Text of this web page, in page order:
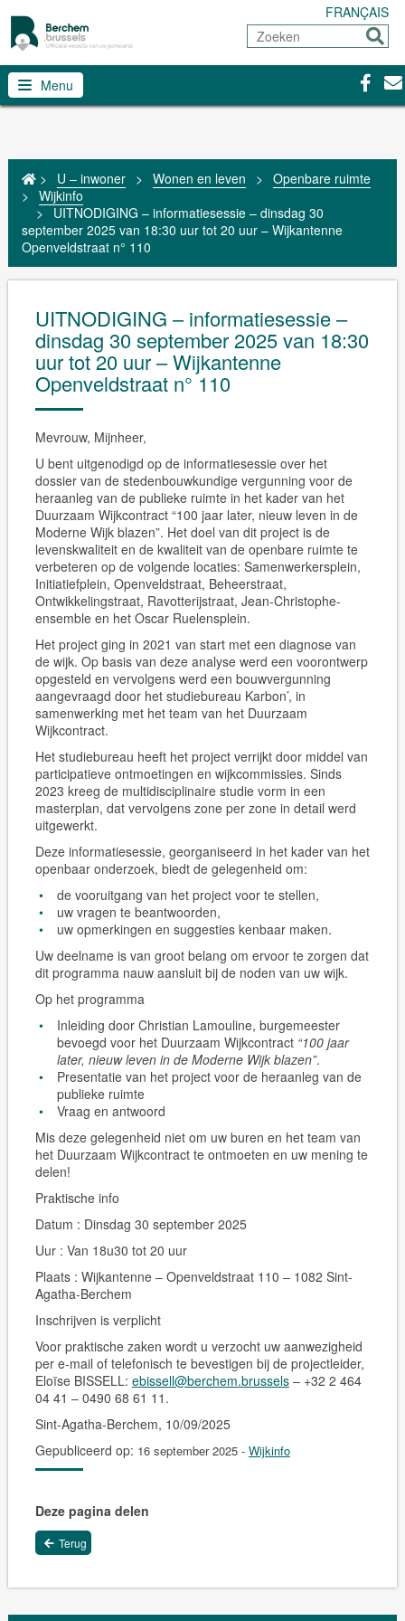
FRANÇAIS
Zoeken
Sturen
Menu
> U – inwoner > Wonen en leven > Openbare ruimte
> Wijkinfo
>
UITNODIGING – informatiesessie – dinsdag 30
september 2025 van 18:30 uur tot 20 uur – Wijkantenne
Openveldstraat n° 110
UITNODIGING – informatiesessie –
dinsdag 30 september 2025 van 18:30
uur tot 20 uur – Wijkantenne
Openveldstraat n° 110
Mevrouw, Mijnheer,
U bent uitgenodigd op de informatiesessieover het
dossier van de stedenbouwkundige vergunning voor de
heraanleg van de publieke ruimtein het kader van het
Duurzaam Wijkcontract “100 jaar later, nieuw leven in de
Moderne Wijk blazen”. Het doel van dit project is de
levenskwaliteit en de kwaliteit van de openbare ruimte te
verbeteren op de volgende locaties: Samenwerkersplein,
Initiatiefplein, Openveldstraat, Beheerstraat,
Ontwikkelingstraat, Ravotterijstraat, Jean-Christophe-
ensemble en het Oscar Ruelensplein.
Het project ging in 2021 van start met een diagnose van
de wijk. Op basis van deze analyse werd een voorontwerp
opgesteld en vervolgens werd een bouwvergunning
aangevraagd door het studiebureau Karbon’, in
samenwerking met het team van het Duurzaam
Wijkcontract.
Het studiebureau heeft het project verrijkt door middel van
participatieve ontmoetingen en wijkcommissies. Sinds
2023 kreeg de multidisciplinaire studie vorm in een
masterplan, dat vervolgens zone per zone in detail werd
uitgewerkt.
Deze informatiesessie, georganiseerd in het kader van het
openbaar onderzoek, biedt de gelegenheid om:
de vooruitgang van het project voor te stellen,
uw vragen te beantwoorden,
uw opmerkingen en suggesties kenbaar maken.
Uw deelname is van groot belang om ervoor te zorgen dat
dit programma nauw aansluit bij de noden van uw wijk.
Op het programma
Inleiding door Christian Lamouline, burgemeester
bevoegd voor het Duurzaam Wijkcontract “100 jaar
later, nieuw leven in de Moderne Wijk blazen”.
Presentatie van het project voor de heraanleg van de
publieke ruimte
Vraag en antwoord
Mis deze gelegenheid niet om uw buren en het team van
het Duurzaam Wijkcontract te ontmoeten en uw mening te
delen!
Praktische info
Datum : Dinsdag 30 september 2025
Uur : Van 18u30 tot 20 uur
Plaats : Wijkantenne – Openveldstraat 110 – 1082 Sint-
Agatha-Berchem
Inschrijven is verplicht
Voor praktische zaken wordt u verzocht uw aanwezigheid
per e-mail of telefonisch te bevestigen bij de projectleider,
Eloïse BISSELL: ebissell@berchem.brussels– +32 2 464
04 41 – 0490 68 61 11.
Sint-Agatha-Berchem, 10/09/2025
Gepubliceerd op: 16 september 2025 - Wijkinfo
Deze pagina delen
Terug